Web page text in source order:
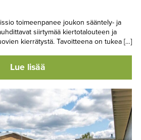
toimeenpanee joukon sääntely- ja
siirtymää kiertotalouteen ja
kierrätystä. Tavoitteena on tukea […]
Lue lisää